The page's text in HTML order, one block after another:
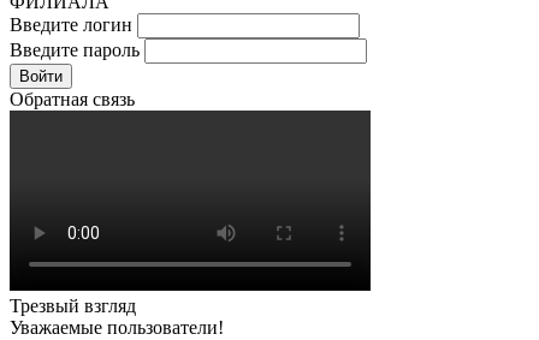
Введите логин
Введите пароль
Войти
Обратная связь
Трезвый взгляд
Уважаемые пользователи!